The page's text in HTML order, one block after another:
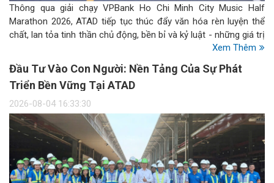
Thông qua giải chạy VPBank Ho Chi Minh City Music Half
Marathon 2026, ATAD tiếp tục thúc đẩy văn hóa rèn luyện thể
chất, lan tỏa tinh thần chủ động, bền bỉ và kỷ luật - những giá trị
được thể hiện không chỉ trên đường chạy mà còn trong cách
mỗi cá nhân thực thi công việc và theo đuổi mục tiêu.
Xem Thêm
Đầu Tư Vào Con Người: Nền Tảng Của Sự Phát
Triển Bền Vững Tại ATAD
2026-08-04 16:33:30